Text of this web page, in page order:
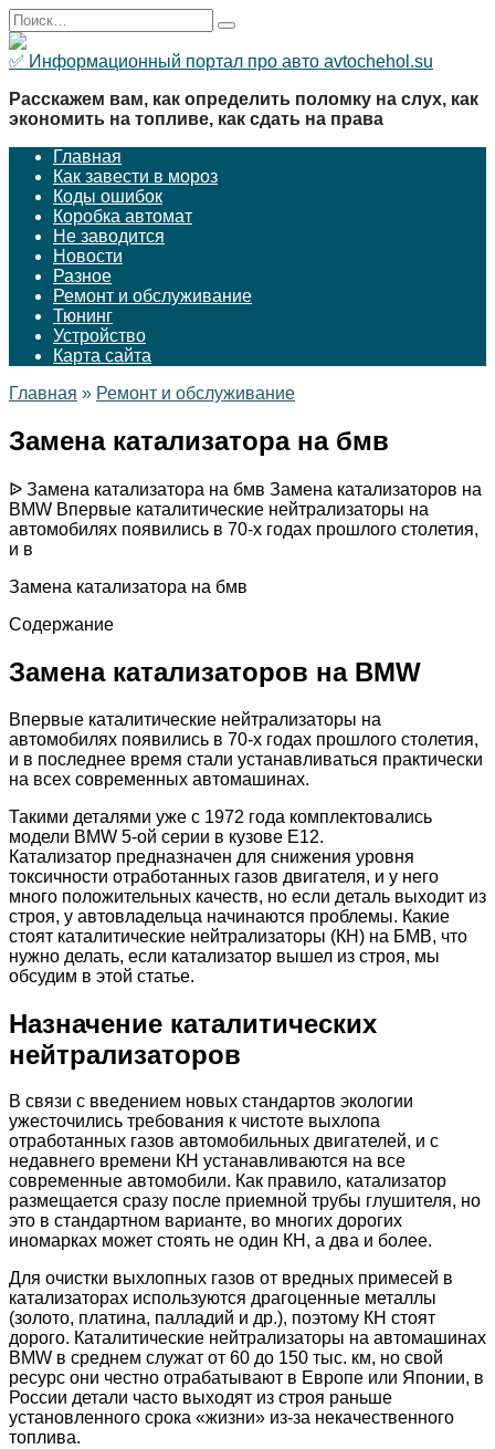
Перейти
к
содержанию
Search
for:
✅ Информационный портал про авто avtochehol.su
Расскажем вам, как определить поломку на слух, как
экономить на топливе, как сдать на права
Главная
Как завести в мороз
Коды ошибок
Коробка автомат
Не заводится
Новости
Разное
Ремонт и обслуживание
Тюнинг
Устройство
Карта сайта
Главная » Ремонт и обслуживание
Замена катализатора на бмв
ᐉ Замена катализатора на бмв Замена катализаторов на
BMW Впервые каталитические нейтрализаторы на
автомобилях появились в 70-х годах прошлого столетия,
и в
Замена катализатора на бмв
Содержание
Замена катализаторов на BMW
Впервые каталитические нейтрализаторы на
автомобилях появились в 70-х годах прошлого столетия,
и в последнее время стали устанавливаться практически
на всех современных автомашинах.
Такими деталями уже с 1972 года комплектовались
модели BMW 5-ой серии в кузове Е12.
Катализатор предназначен для снижения уровня
токсичности отработанных газов двигателя, и у него
много положительных качеств, но если деталь выходит из
строя, у автовладельца начинаются проблемы. Какие
стоят каталитические нейтрализаторы (КН) на БМВ, что
нужно делать, если катализатор вышел из строя, мы
обсудим в этой статье.
Назначение каталитических
нейтрализаторов
В связи с введением новых стандартов экологии
ужесточились требования к чистоте выхлопа
отработанных газов автомобильных двигателей, и с
недавнего времени КН устанавливаются на все
современные автомобили. Как правило, катализатор
размещается сразу после приемной трубы глушителя, но
это в стандартном варианте, во многих дорогих
иномарках может стоять не один КН, а два и более.
Для очистки выхлопных газов от вредных примесей в
катализаторах используются драгоценные металлы
(золото, платина, палладий и др.), поэтому КН стоят
дорого. Каталитические нейтрализаторы на автомашинах
BMW в среднем служат от 60 до 150 тыс. км, но свой
ресурс они честно отрабатывают в Европе или Японии, в
России детали часто выходят из строя раньше
установленного срока «жизни» из-за некачественного
топлива.